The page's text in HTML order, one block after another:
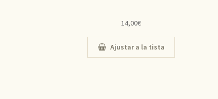
14,00€
Ajustar a la tista